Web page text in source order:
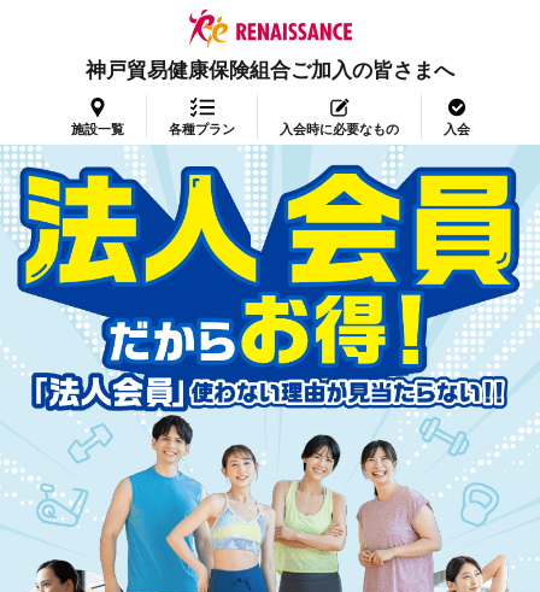
神戸貿易健康保険組合ご加入の皆さまへ
施設一覧 各種プラン 入会時に必要なもの 入会